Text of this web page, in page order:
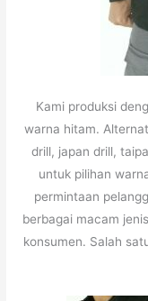
Kami produksi
warna hitam.
drill, japan drill,
untuk pilihan
permintaan
berbagai macam
konsumen. Salah